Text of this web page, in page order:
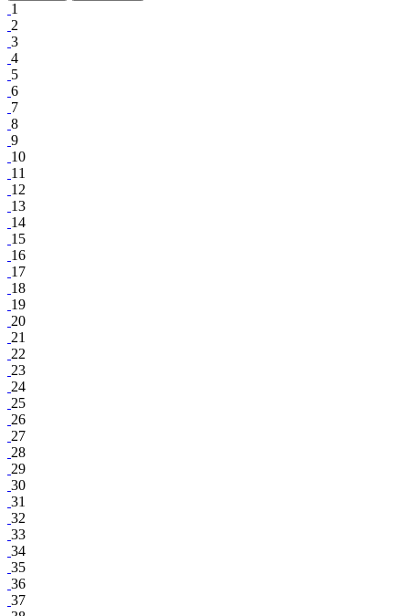
1
2
3
4
5
6
7
8
9
10
11
12
13
14
15
16
17
18
19
20
21
22
23
24
25
26
27
28
29
30
31
32
33
34
35
36
37